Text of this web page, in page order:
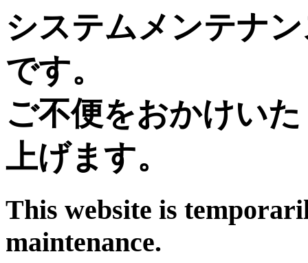
システムメンテナ
です。
ご不便をおかけい
上げます。
This website is
maintenance.